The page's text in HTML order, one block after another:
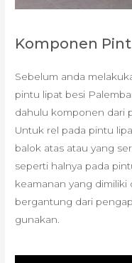
Komponen
Sebelum anda
pintu lipat besi
dahulu komponen dari
Untuk rel pada pintu
balok atas atau yang
seperti halnya pada
keamanan yang
bergantung dari
gunakan.